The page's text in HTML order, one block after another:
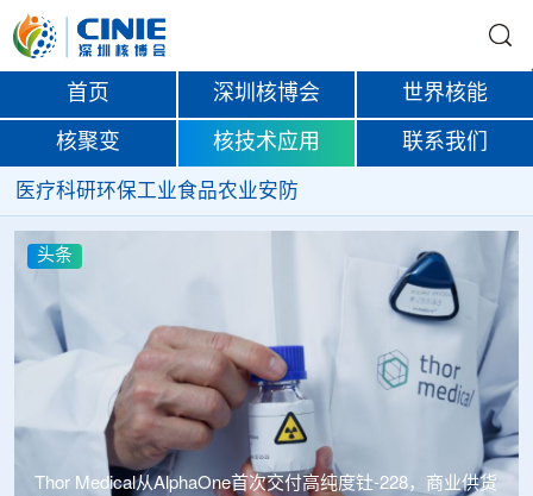
首页 深圳核博会 世界核能
核聚变 核技术应用 联系我们
医疗科研环保工业食品农业安防
头条
Thor Medical从AlphaOne首次交付高纯度钍-228，商业供货